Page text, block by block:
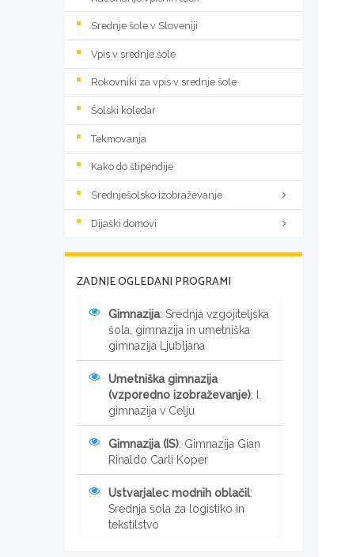
Srednje šole v Sloveniji
Vpis v srednje šole
Rokovniki za vpis v srednje šole
Šolski koledar
Tekmovanja
Kako do štipendije
Srednješolsko izobraževanje
Dijaški domovi
ZADNJE OGLEDANI PROGRAMI
Gimnazija: Srednja vzgojiteljska
šola, gimnazija in umetniška
gimnazija Ljubljana
Umetniška gimnazija
(vzporedno izobraževanje): I.
gimnazija v Celju
Gimnazija (IS): Gimnazija Gian
Rinaldo Carli Koper
Ustvarjalec modnih oblačil:
Srednja šola za logistiko in
tekstilstvo